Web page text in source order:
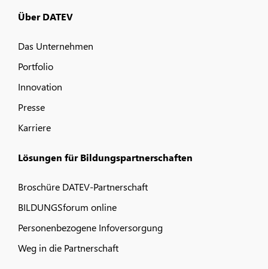
Über DATEV
Das Unternehmen
Portfolio
Innovation
Presse
Karriere
Lösungen für Bildungspartnerschaften
Broschüre DATEV-Partnerschaft
BILDUNGSforum online
Personenbezogene Infoversorgung
Weg in die Partnerschaft